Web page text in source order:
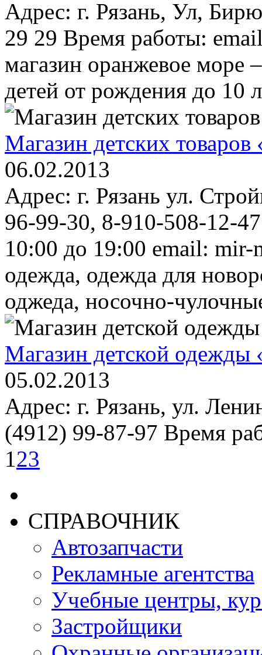
Адрес: г. Рязань, Ул,
29 29 Время работы:
магазин оранжевое море
детей от рождения до 10
Магазин детских
06.02.2013
Адрес: г. Рязань ул.
96-99-30, 8-910-508-12-
10:00 до 19:00 email: mir-
одежда, одежда для
оджеда, носочно-
Магазин детской одежды
05.02.2013
Адрес: г. Рязань, ул.
(4912) 99-87-97 Время
123
СПРАВОЧНИК
Автозапчасти
Рекламные агентства
Учебные центры,
Застройщики